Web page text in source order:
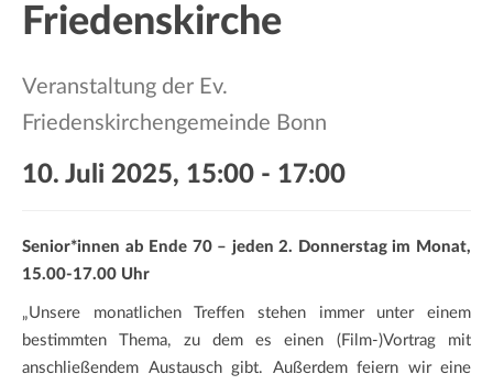
Friedenskirche
Veranstaltung der Ev.
Friedenskirchengemeinde Bonn
10. Juli 2025, 15:00 - 17:00
Senior*innen ab Ende 70 – jeden 2. Donnerstag im Monat,
15.00-17.00 Uhr
„Unsere monatlichen Treffen stehen immer unter einem
bestimmten Thema, zu dem es einen (Film-)Vortrag mit
anschließendem Austausch gibt. Außerdem feiern wir eine